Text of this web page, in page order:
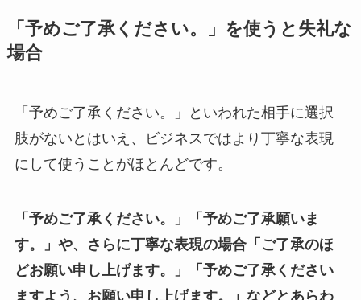
「予めご了承ください。」を使うと失礼な
場合
「予めご了承ください。」といわれた相手に選択
肢がないとはいえ、ビジネスではより丁寧な表現
にして使うことがほとんどです。
「予めご了承ください。」「予めご了承願いま
す。」や、さらに丁寧な表現の場合「ご了承のほ
どお願い申し上げます。」「予めご了承ください
ますよう、お願い申し上げます。」などとあらわ